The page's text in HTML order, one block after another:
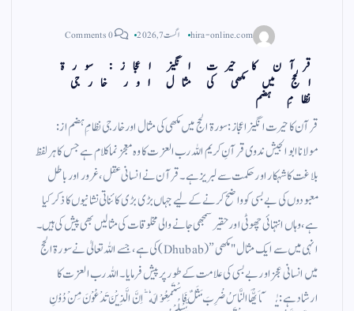
hira-online.com اگست 7, 2026 0 Comments
قرآن کا حیرت انگیز اعجاز: سورۃ
الحج میں مکھی کی مثال اور خارجی
نظامِ ہضم
قرآن کا حیرت انگیز اعجاز: سورۃ الحج میں مکھی کی مثال اور خارجی نظامِ ہضم از :
مولانا ابو الجیش ندوی قرآنِ کریم اللہ رب العزت کا وہ معجز نما کلام ہے جس کا ہر لفظ
بلاغت کا شہکار اور حکمت سے لبریز ہے۔ قرآن نے انسانی عقل، غرور اور باطل
معبودوں کی بے بسی کو واضح کرنے کے لیے جہاں بڑی بڑی کائناتی نشانیوں کا ذکر کیا
ہے، وہاں انتہائی چھوٹی اور حقیر سمجھی جانے والی مخلوقات کی مثالیں بھی پیش کی ہیں۔
انہی میں سے ایک مثال "مکھی” (Dhubab) کی ہے، جسے اللہ تعالیٰ نے سورۃ الحج
میں انسانی عجز اور بے بسی کی علامت کے طور پر پیش فرمایا۔ اللہ رب العزت کا
ارشاد ہے: يٰۤاَيُّهَا النَّاسُ ضُرِبَ مَثَلٌ فَاسْتَمِعُوْا لَهٗ ؕ اِنَّ الَّذِيْنَ تَدْعُوْنَ مِنْ دُوْنِ